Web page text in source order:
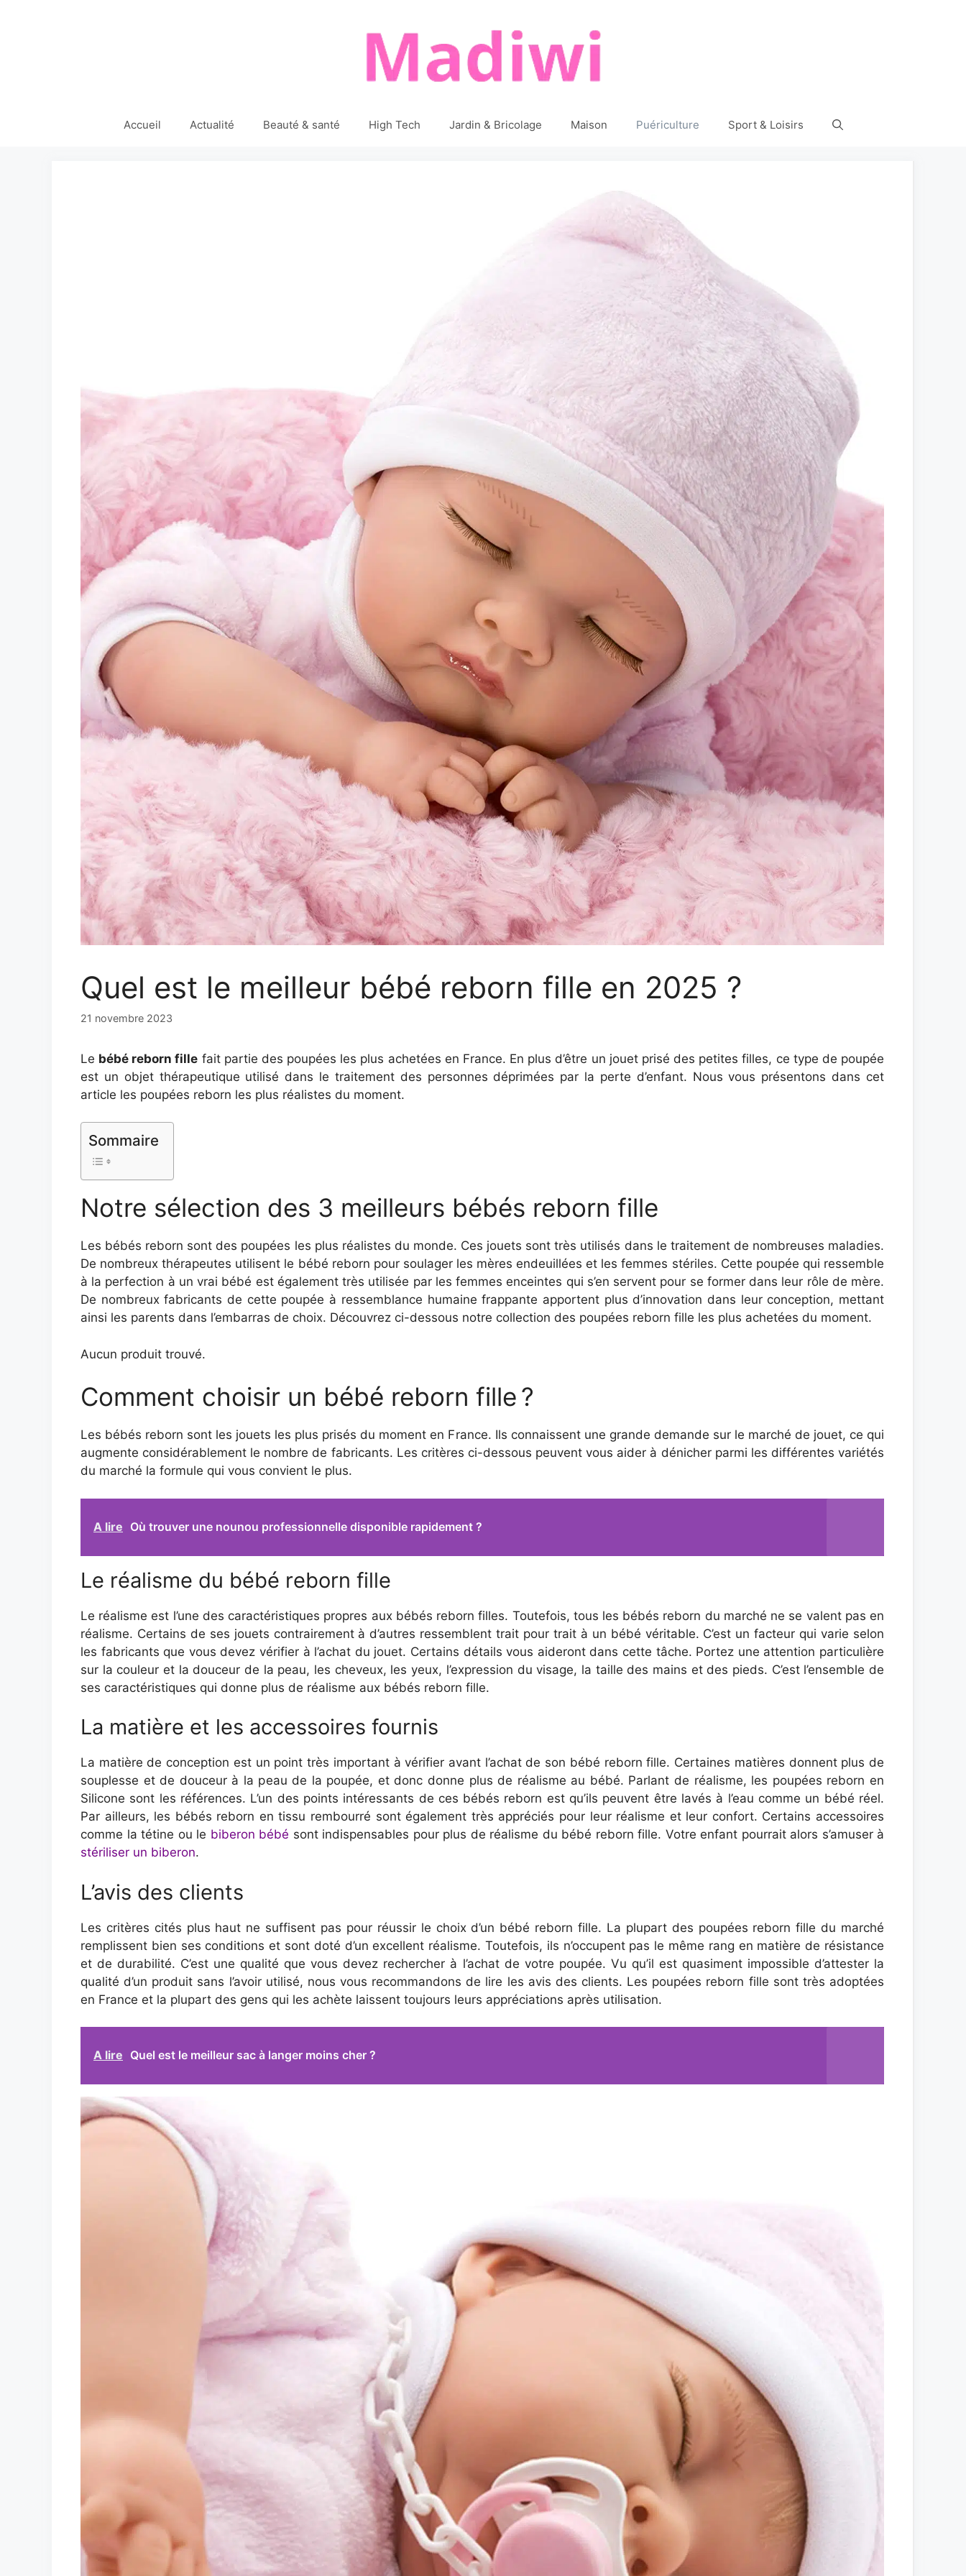
Accueil Actualité Beauté & santé High Tech Jardin & Bricolage Maison Puériculture Sport & Loisirs
Quel est le meilleur bébé reborn fille en 2025 ?
21 novembre 2023
Le bébé reborn fille fait partie des poupées les plus achetées en France. En plus d’être un jouet prisé des petites filles, ce type de poupée
est un objet thérapeutique utilisé dans le traitement des personnes déprimées par la perte d’enfant. Nous vous présentons dans cet
article les poupées reborn les plus réalistes du moment.
Sommaire
Notre sélection des 3 meilleurs bébés reborn fille
Les bébés reborn sont des poupées les plus réalistes du monde. Ces jouets sont très utilisés dans le traitement de nombreuses maladies.
De nombreux thérapeutes utilisent le bébé reborn pour soulager les mères endeuillées et les femmes stériles. Cette poupée qui ressemble
à la perfection à un vrai bébé est également très utilisée par les femmes enceintes qui s’en servent pour se former dans leur rôle de mère.
De nombreux fabricants de cette poupée à ressemblance humaine frappante apportent plus d’innovation dans leur conception, mettant
ainsi les parents dans l’embarras de choix. Découvrez ci-dessous notre collection des poupées reborn fille les plus achetées du moment.
Aucun produit trouvé.
Comment choisir un bébé reborn fille ?
Les bébés reborn sont les jouets les plus prisés du moment en France. Ils connaissent une grande demande sur le marché de jouet, ce qui
augmente considérablement le nombre de fabricants. Les critères ci-dessous peuvent vous aider à dénicher parmi les différentes variétés
du marché la formule qui vous convient le plus.
A lire Où trouver une nounou professionnelle disponible rapidement ?
Le réalisme du bébé reborn fille
Le réalisme est l’une des caractéristiques propres aux bébés reborn filles. Toutefois, tous les bébés reborn du marché ne se valent pas en
réalisme. Certains de ses jouets contrairement à d’autres ressemblent trait pour trait à un bébé véritable. C’est un facteur qui varie selon
les fabricants que vous devez vérifier à l’achat du jouet. Certains détails vous aideront dans cette tâche. Portez une attention particulière
sur la couleur et la douceur de la peau, les cheveux, les yeux, l’expression du visage, la taille des mains et des pieds. C’est l’ensemble de
ses caractéristiques qui donne plus de réalisme aux bébés reborn fille.
La matière et les accessoires fournis
La matière de conception est un point très important à vérifier avant l’achat de son bébé reborn fille. Certaines matières donnent plus de
souplesse et de douceur à la peau de la poupée, et donc donne plus de réalisme au bébé. Parlant de réalisme, les poupées reborn en
Silicone sont les références. L’un des points intéressants de ces bébés reborn est qu’ils peuvent être lavés à l’eau comme un bébé réel.
Par ailleurs, les bébés reborn en tissu rembourré sont également très appréciés pour leur réalisme et leur confort. Certains accessoires
comme la tétine ou le biberon bébé sont indispensables pour plus de réalisme du bébé reborn fille. Votre enfant pourrait alors s’amuser à
stériliser un biberon.
L’avis des clients
Les critères cités plus haut ne suffisent pas pour réussir le choix d’un bébé reborn fille. La plupart des poupées reborn fille du marché
remplissent bien ses conditions et sont doté d’un excellent réalisme. Toutefois, ils n’occupent pas le même rang en matière de résistance
et de durabilité. C’est une qualité que vous devez rechercher à l’achat de votre poupée. Vu qu’il est quasiment impossible d’attester la
qualité d’un produit sans l’avoir utilisé, nous vous recommandons de lire les avis des clients. Les poupées reborn fille sont très adoptées
en France et la plupart des gens qui les achète laissent toujours leurs appréciations après utilisation.
A lire Quel est le meilleur sac à langer moins cher ?